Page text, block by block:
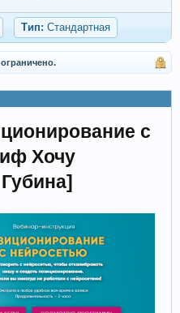
Тип: Стандартная
с
Хочу